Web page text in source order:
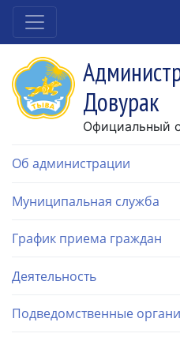
Довурак
Официальный
Об администрации
Муниципальная служба
График приема граждан
Деятельность
Подведомственные